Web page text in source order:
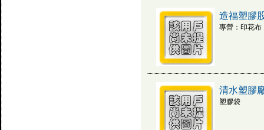
造福塑膠
專營：印花布
清水塑膠
塑膠袋